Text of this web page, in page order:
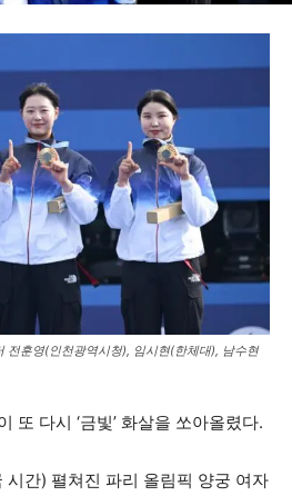
전훈영(인천광역시청), 임시현(한체대), 남수현
또 다시 ‘금빛’ 화살을 쏘아올렸다.
간) 펼쳐진 파리 올림픽 양궁 여자